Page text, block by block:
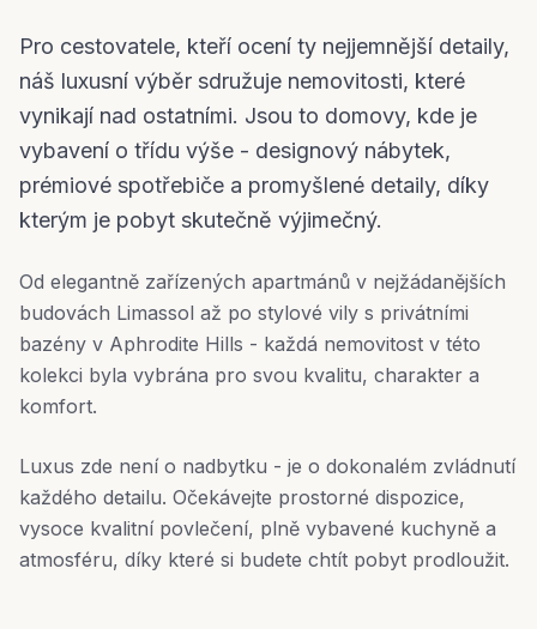
Pro cestovatele, kteří ocení ty nejjemnější detaily,
náš luxusní výběr sdružuje nemovitosti, které
vynikají nad ostatními. Jsou to domovy, kde je
vybavení o třídu výše - designový nábytek,
prémiové spotřebiče a promyšlené detaily, díky
kterým je pobyt skutečně výjimečný.
Od elegantně zařízených apartmánů v nejžádanějších
budovách Limassol až po stylové vily s privátními
bazény v Aphrodite Hills - každá nemovitost v této
kolekci byla vybrána pro svou kvalitu, charakter a
komfort.
Luxus zde není o nadbytku - je o dokonalém zvládnutí
každého detailu. Očekávejte prostorné dispozice,
vysoce kvalitní povlečení, plně vybavené kuchyně a
atmosféru, díky které si budete chtít pobyt prodloužit.